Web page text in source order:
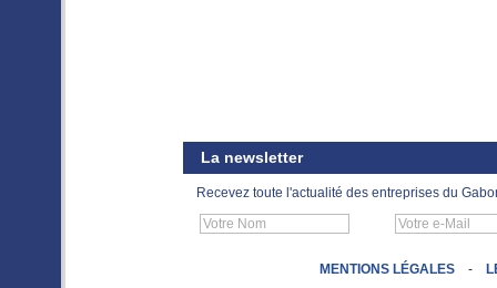
La newsletter
Recevez toute l'actualité des entreprises du
MENTIONS LÉGALES -